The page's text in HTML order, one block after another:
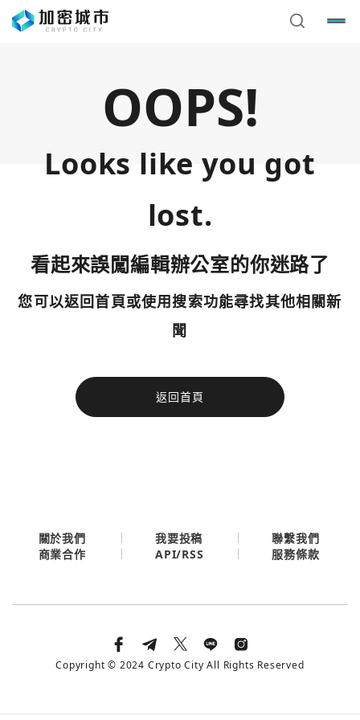
OOPS!
Looks like you got
lost.
看起來誤闖編輯辦公室的你迷路了
您可以返回首頁或使用搜索功能尋找其他相關新
聞
返回首頁
今日熱門
使用以下帳號繼續
您已閒置5分鐘，請點擊關閉按鈕或空白處，即可回到加密
今日熱門
關於我們 我要投稿
聯繫我們
商業合作
API/RSS 服務條款
Copyright © 2024 Crypto City All Rights Reserved